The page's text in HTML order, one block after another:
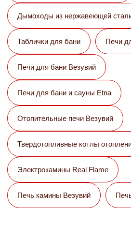
Дымоходы из нержавеющей
Таблички для бани Печи
Печи для бани Везувий
Печи для бани и сауны Etna
Отопительные печи Везувий
Твердотопливные котлы
Электрокамины Real Flame
Печь камины Везувий